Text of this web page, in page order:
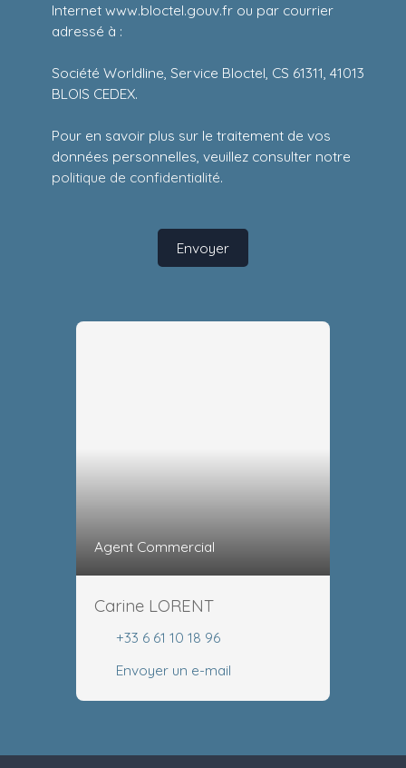
Internet www.bloctel.gouv.fr ou par courrier
adressé à :
Société Worldline, Service Bloctel, CS 61311, 41013
BLOIS CEDEX.
Pour en savoir plus sur le traitement de vos
données personnelles, veuillez consulter notre
politique de confidentialité.
Envoyer
Agent Commercial
Carine LORENT
+33 6 61 10 18 96
Envoyer un e-mail